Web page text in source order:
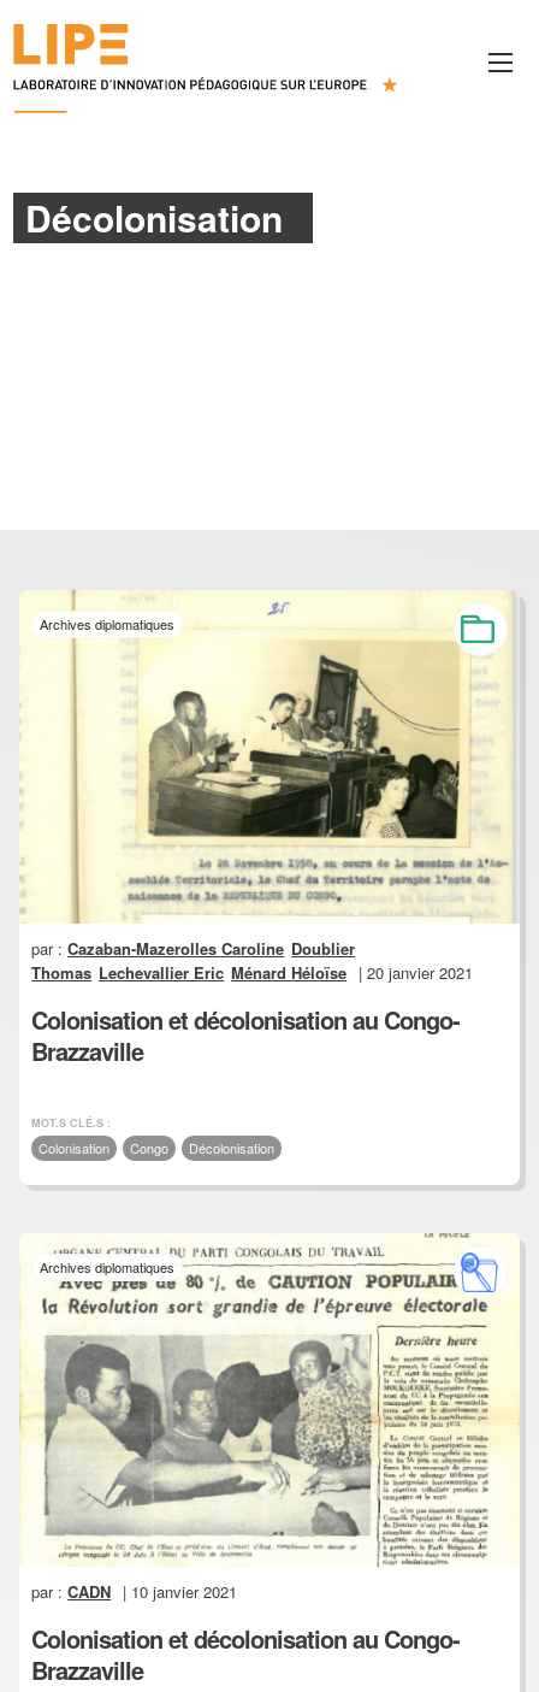
Décolonisation
Archives diplomatiques
par :Cazaban-Mazerolles Caroline Doublier
Thomas Lechevallier Eric Ménard Héloïse | 20 janvier 2021
Colonisation et décolonisation au Congo-
Brazzaville
MOT.S CLÉ.S :
Colonisation Congo Décolonisation
Archives diplomatiques
par :CADN | 10 janvier 2021
Colonisation et décolonisation au Congo-
Brazzaville